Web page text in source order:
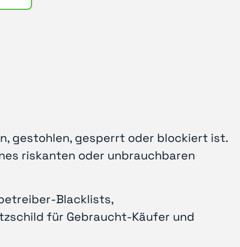
gestohlen, gesperrt oder blockiert ist.
riskanten oder unbrauchbaren
Blacklists,
für Gebraucht-Käufer und